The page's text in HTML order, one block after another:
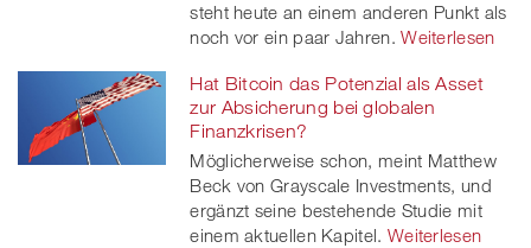
steht heute an einem anderen Punkt als
noch vor ein paar Jahren. Weiterlesen
Hat Bitcoin das Potenzial als Asset
zur Absicherung bei globalen
Finanzkrisen?
Möglicherweise schon, meint Matthew
Beck von Grayscale Investments, und
ergänzt seine bestehende Studie mit
einem aktuellen Kapitel. Weiterlesen